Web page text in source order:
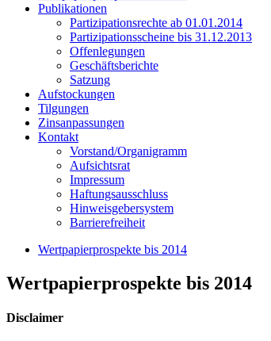
Publikationen
Partizipationsrechte ab 01.01.2014
Partizipationsscheine bis 31.12.2013
Offenlegungen
Geschäftsberichte
Satzung
Aufstockungen
Tilgungen
Zinsanpassungen
Kontakt
Vorstand/Organigramm
Aufsichtsrat
Impressum
Haftungsausschluss
Hinweisgebersystem
Barrierefreiheit
Wertpapierprospekte bis 2014
Wertpapierprospekte bis 2014
Disclaimer